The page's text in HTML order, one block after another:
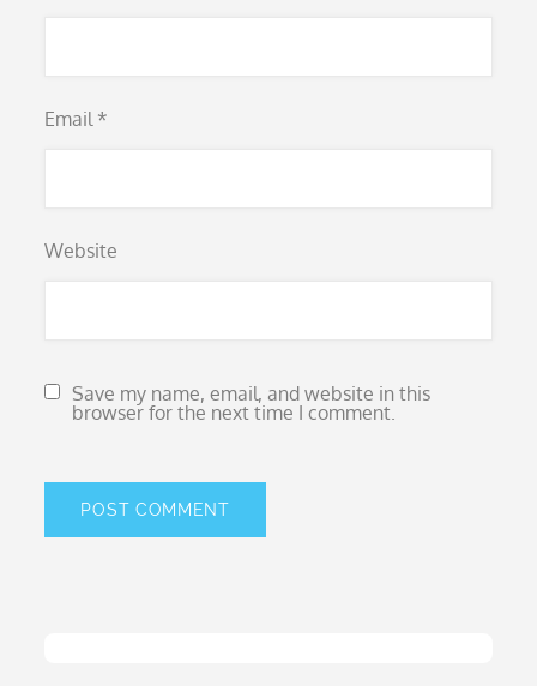
Email *
Website
Save my name, email, and website in this
browser for the next time I comment.